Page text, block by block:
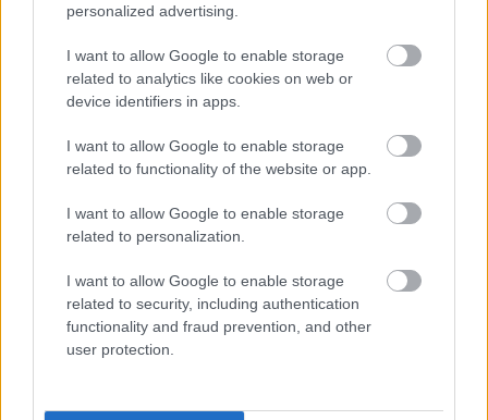
personalized advertising.
I want to allow Google to enable storage
related to analytics like cookies on web or
device identifiers in apps.
I want to allow Google to enable storage
related to functionality of the website or app.
I want to allow Google to enable storage
related to personalization.
I want to allow Google to enable storage
related to security, including authentication
functionality and fraud prevention, and other
user protection.
Α1 ΓΥΝΑΙΚΩΝ 22/01/2017
Νίκη «οξυγόνο» για την Ελπίδα
Νίκη που την κρατάει «ζωντανή» στην υπόθεση παραμονή